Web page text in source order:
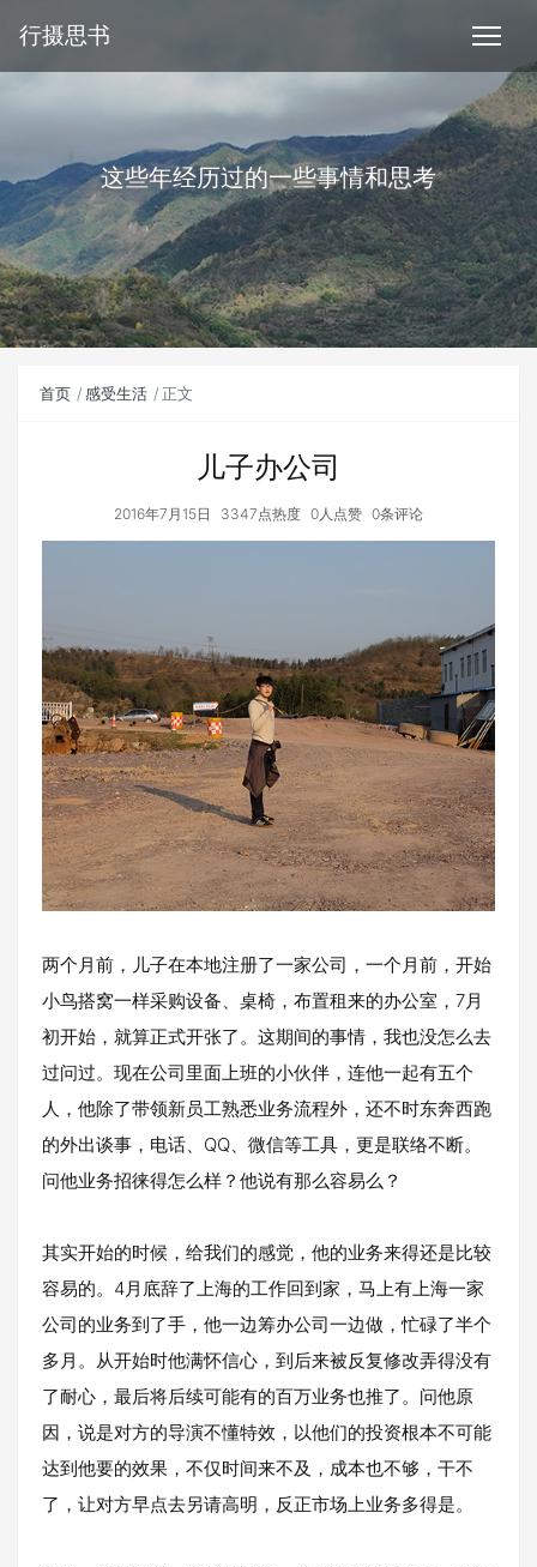
行摄思书
这些年经历过的一些事情和思考
首页 感受生活 正文
儿子办公司
2016年7月15日 3347点热度 0人点赞 0条评论
两个月前，儿子在本地注册了一家公司，一个月前，开始
小鸟搭窝一样采购设备、桌椅，布置租来的办公室，7月
初开始，就算正式开张了。这期间的事情，我也没怎么去
过问过。现在公司里面上班的小伙伴，连他一起有五个
人，他除了带领新员工熟悉业务流程外，还不时东奔西跑
的外出谈事，电话、QQ、微信等工具，更是联络不断。
问他业务招徕得怎么样？他说有那么容易么？
其实开始的时候，给我们的感觉，他的业务来得还是比较
容易的。4月底辞了上海的工作回到家，马上有上海一家
公司的业务到了手，他一边筹办公司一边做，忙碌了半个
多月。从开始时他满怀信心，到后来被反复修改弄得没有
了耐心，最后将后续可能有的百万业务也推了。问他原
因，说是对方的导演不懂特效，以他们的投资根本不可能
达到他要的效果，不仅时间来不及，成本也不够，干不
了，让对方早点去另请高明，反正市场上业务多得是。